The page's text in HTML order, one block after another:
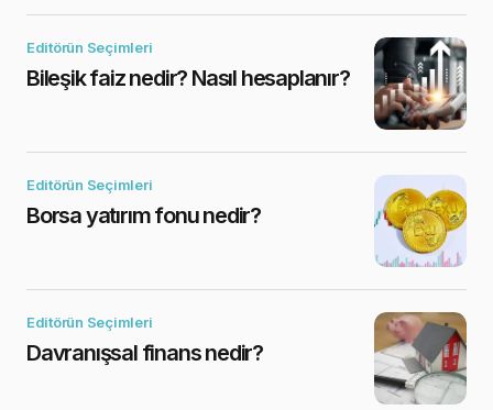
Editörün Seçimleri
Bileşik faiz nedir? Nasıl hesaplanır?
Editörün Seçimleri
Borsa yatırım fonu nedir?
Editörün Seçimleri
Davranışsal finans nedir?